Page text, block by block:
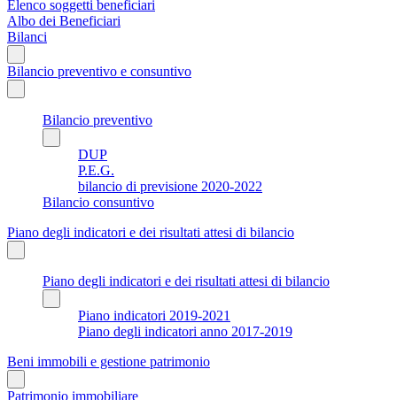
Elenco soggetti beneficiari
Albo dei Beneficiari
Bilanci
Bilancio preventivo e consuntivo
Bilancio preventivo
DUP
P.E.G.
bilancio di previsione 2020-2022
Bilancio consuntivo
Piano degli indicatori e dei risultati attesi di bilancio
Piano degli indicatori e dei risultati attesi di bilancio
Piano indicatori 2019-2021
Piano degli indicatori anno 2017-2019
Beni immobili e gestione patrimonio
Patrimonio immobiliare